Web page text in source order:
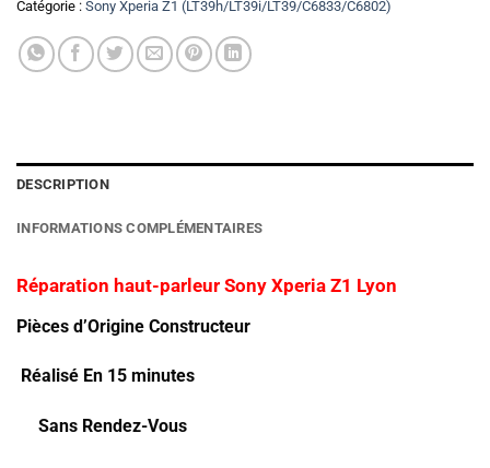
Catégorie : Sony Xperia Z1 (LT39h/LT39i/LT39/C6833/C6802)
DESCRIPTION
INFORMATIONS COMPLÉMENTAIRES
Réparation haut-parleur Sony Xperia Z1 Lyon
Pièces d’Origine Constructeur
Réalisé En 15 minutes
Sans Rendez-Vous